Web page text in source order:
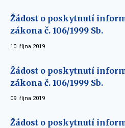
Žádost o poskytnutí
zákona č. 106/1999 Sb.
10. října 2019
Žádost o poskytnutí
zákona č. 106/1999 Sb.
09. října 2019
Žádost o poskytnutí